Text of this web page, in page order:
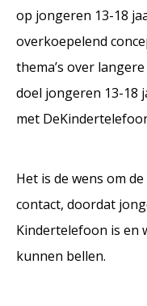
op jongeren 13-18
overkoepelend
thema’s over
doel jongeren 13-18
met
Het is de wens om
contact, doordat
Kindertelefoon is en
kunnen bellen.